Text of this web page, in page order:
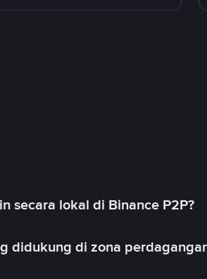
secara lokal di Binance P2P?
didukung di zona